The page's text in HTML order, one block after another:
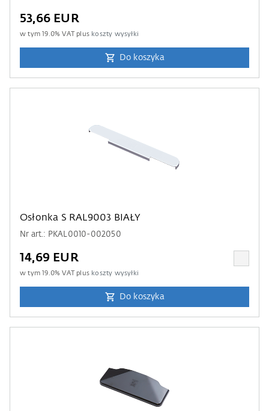
53,66 EUR
w tym19.0% VAT plus koszty wysyłki
Do koszyka
Osłonka S RAL9003 BIAŁY
Nr art.: PKAL0010-002050
14,69 EUR
w tym19.0% VAT plus koszty wysyłki
Do koszyka